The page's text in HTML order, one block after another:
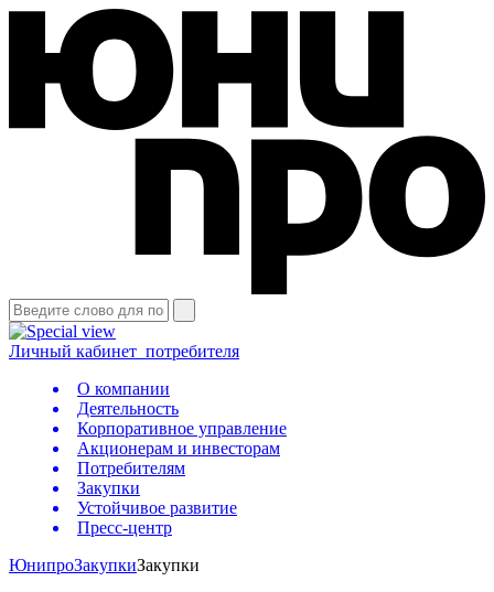
Личный кабинет потребителя
О компании
Деятельность
Корпоративное управление
Акционерам и инвесторам
Потребителям
Закупки
Устойчивое развитие
Пресс-центр
ЮнипроЗакупкиЗакупки